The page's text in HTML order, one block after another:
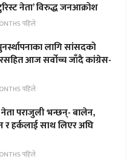
नेता’ विरुद्ध जनआक्रोश
पहिले
लागि सांसदको
आज सर्वोच्च जाँदै कांग्रेस-
पहिले
नेता पराजुली भन्छन्- बालेन,
हर्कलाई साथ लिएर अघि
पहिले